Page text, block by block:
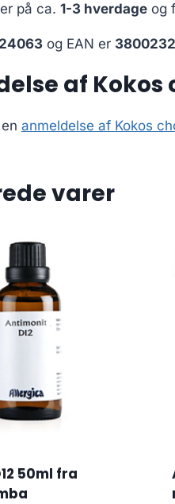
på ca. 1-3 hverdage og
24063 og EAN er
af Kokos
anmeldelse af Kokos
varer
50ml fra